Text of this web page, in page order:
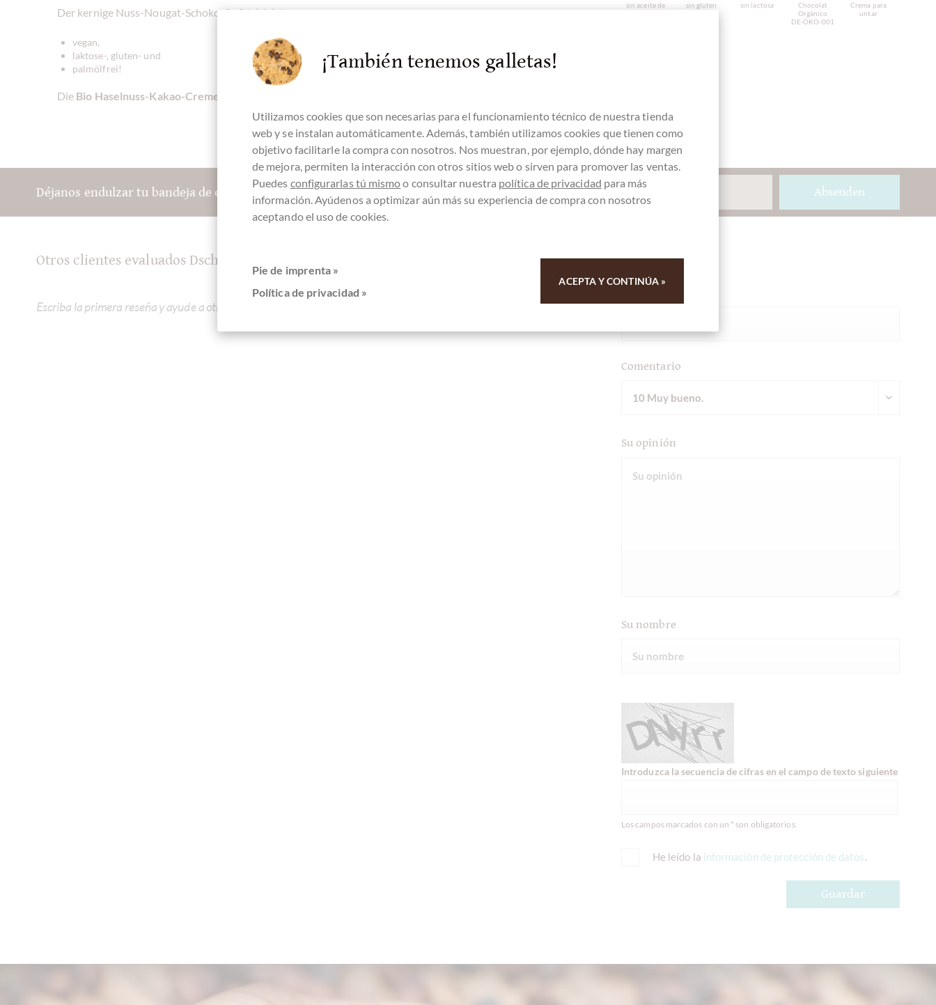
Der kernige Nuss-Nougat-Schoko-Aufstrich ist
vegan,
laktose-, gluten- und
palmölfrei!
Die Bio Haselnuss-Kakao-Creme von beckscocoa
sin aceite de
sin gluten sin lactosa
Chocolat
Orgánico
DE-ÖKO-001
Crema para
untar
Déjanos endulzar tu bandeja de entrada: Absenden
Otros clientes evaluados Dschanduia BIO Haselnuss Kakao Creme
Escriba la primera reseña y ayude a otros clientes. Gracias por su apoyo.
Ihre Meinung
Comentario
Su opinión
Su nombre
Introduzca la secuencia de cifras en el campo de texto siguiente
Los campos marcados con un * son obligatorios.
He leído la información de protección de datos.
Guardar
¡También tenemos galletas!
Utilizamos cookies que son necesarias para el funcionamiento técnico de nuestra tienda
web y se instalan automáticamente. Además, también utilizamos cookies que tienen como
objetivo facilitarle la compra con nosotros. Nos muestran, por ejemplo, dónde hay margen
de mejora, permiten la interacción con otros sitios web o sirven para promover las ventas.
Puedes configurarlas tú mismoo consultar nuestra política de privacidad para más
información. Ayúdenos a optimizar aún más su experiencia de compra con nosotros
aceptando el uso de cookies.
Pie de imprenta »
Política de privacidad »
ACEPTA Y CONTINÚA »